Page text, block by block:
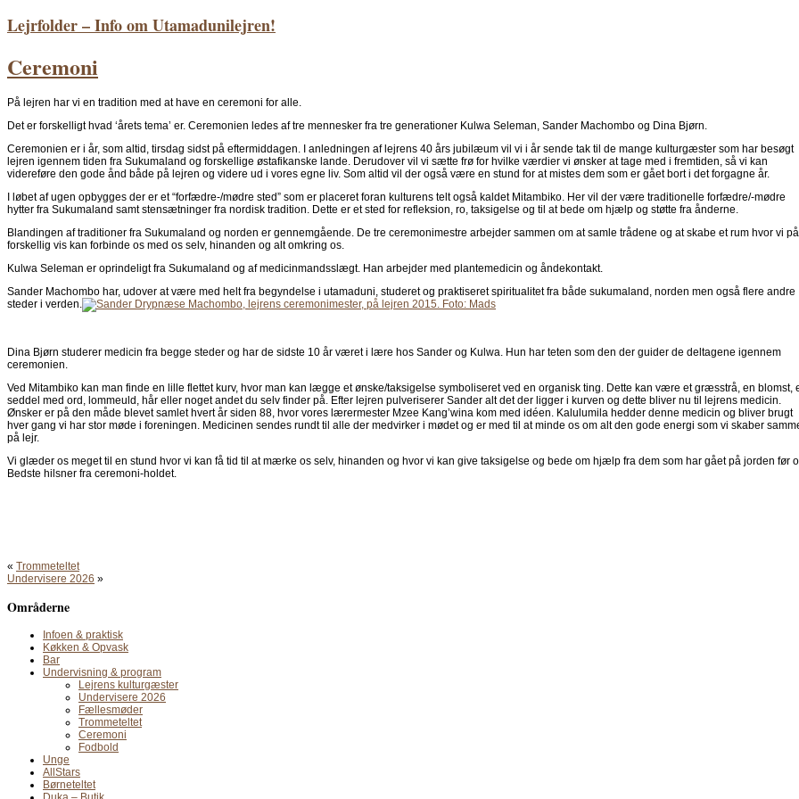
Lejrfolder – Info om Utamadunilejren!
Ceremoni
På lejren har vi en tradition med at have en ceremoni for alle.
Det er forskelligt hvad ‘årets tema’ er. Ceremonien ledes af tre mennesker fra tre generationer Kulwa Seleman, Sander Machombo og Dina Bjørn.
Ceremonien er i år, som altid, tirsdag sidst på eftermiddagen. I anledningen af lejrens 40 års jubilæum vil vi i år sende tak til de mange kulturgæster som har besøgt
lejren igennem tiden fra Sukumaland og forskellige østafikanske lande. Derudover vil vi sætte frø for hvilke værdier vi ønsker at tage med i fremtiden, så vi kan
videreføre den gode ånd både på lejren og videre ud i vores egne liv. Som altid vil der også være en stund for at mistes dem som er gået bort i det forgagne år.
I løbet af ugen opbygges der er et “forfædre-/mødre sted” som er placeret foran kulturens telt også kaldet Mitambiko. Her vil der være traditionelle forfædre/-mødre
hytter fra Sukumaland samt stensætninger fra nordisk tradition. Dette er et sted for refleksion, ro, taksigelse og til at bede om hjælp og støtte fra ånderne.
Blandingen af traditioner fra Sukumaland og norden er gennemgående. De tre ceremonimestre arbejder sammen om at samle trådene og at skabe et rum hvor vi på
forskellig vis kan forbinde os med os selv, hinanden og alt omkring os.
Kulwa Seleman er oprindeligt fra Sukumaland og af medicinmandsslægt. Han arbejder med plantemedicin og åndekontakt.
Sander Machombo har, udover at være med helt fra begyndelse i utamaduni, studeret og praktiseret spiritualitet fra både sukumaland, norden men også flere andre
steder i verden.
Dina Bjørn studerer medicin fra begge steder og har de sidste 10 år været i lære hos Sander og Kulwa. Hun har teten som den der guider de deltagene igennem
ceremonien.
Ved Mitambiko kan man finde en lille flettet kurv, hvor man kan lægge et ønske/taksigelse symboliseret ved en organisk ting. Dette kan være et græsstrå, en blomst,
seddel med ord, lommeuld, hår eller noget andet du selv finder på. Efter lejren pulveriserer Sander alt det der ligger i kurven og dette bliver nu til lejrens medicin.
Ønsker er på den måde blevet samlet hvert år siden 88, hvor vores lærermester Mzee Kang’wina kom med idéen. Kalulumila hedder denne medicin og bliver brugt
hver gang vi har stor møde i foreningen. Medicinen sendes rundt til alle der medvirker i mødet og er med til at minde os om alt den gode energi som vi skaber
på lejr.
Vi glæder os meget til en stund hvor vi kan få tid til at mærke os selv, hinanden og hvor vi kan give taksigelse og bede om hjælp fra dem som har gået på jorden før
Bedste hilsner fra ceremoni-holdet.
« Trommeteltet
Undervisere 2026 »
Områderne
Infoen & praktisk
Køkken & Opvask
Bar
Undervisning & program
Lejrens kulturgæster
Undervisere 2026
Fællesmøder
Trommeteltet
Ceremoni
Fodbold
Unge
AllStars
Børneteltet